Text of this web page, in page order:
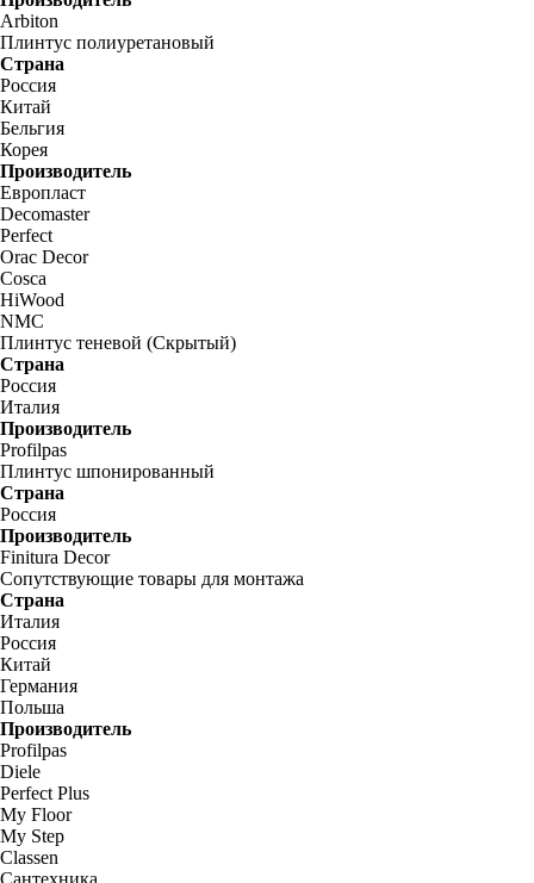
Arbiton
Плинтус полиуретановый
Страна
Россия
Китай
Бельгия
Корея
Производитель
Европласт
Decomaster
Perfect
Orac Decor
Cosca
HiWood
NMC
Плинтус теневой (Скрытый)
Страна
Россия
Италия
Производитель
Profilpas
Плинтус шпонированный
Страна
Россия
Производитель
Finitura Decor
Сопутствующие товары для монтажа
Страна
Италия
Россия
Китай
Германия
Польша
Производитель
Profilpas
Diele
Perfect Plus
My Floor
My Step
Classen
Сантехника